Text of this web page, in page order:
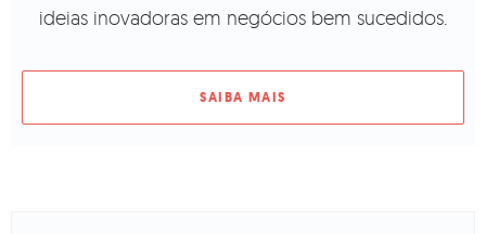
ideias inovadoras em negócios bem sucedidos.
SAIBA MAIS